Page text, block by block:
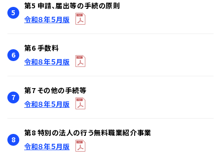
5
第5 申請、届出等の手続の原則
令和８年５月版
6
第6 手数料
令和８年５月版
7
第7 その他の手続等
令和８年５月版
8
第8 特別の法人の行う無料職業紹介事業
令和８年５月版